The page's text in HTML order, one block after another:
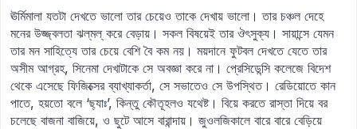
ঊর্মিমালা যতটা দেখতে ভালো তার চেয়েও তাকে দেখায় ভালো। তার চঞ্চল দেহে
মনের উজ্জ্বলতা ঝল্‌মল্‌ করে বেড়ায়। সকল বিষয়েই তার ঔৎসুক্য। সায়ান্সে যেমন
তার মন সাহিত্যে তার চেয়ে বেশি বৈ কম নয়। ময়দানে ফুটবল দেখতে যেতে তার
অসীম আগ্রহ, সিনেমা দেখাটাকে সে অবজ্ঞা করে না। প্রেসিডেন্সি কলেজে বিদেশ
থেকে এসেছে ফিজিক্সের ব্যাখ্যাকর্তা, সে সভাতেও সে উপস্থিত। রেডিয়োতে কান
পাতে, হয়তো বলে ‘ছ্যাঃ’, কিন্তু কৌতূহলও যথেষ্ট। বিয়ে করতে রাস্তা দিয়ে বর
চলেছে বাজনা বাজিয়ে, ও ছুটে আসে বারান্দায়। জুওলজিকালে বারে বারে বেড়িয়ে